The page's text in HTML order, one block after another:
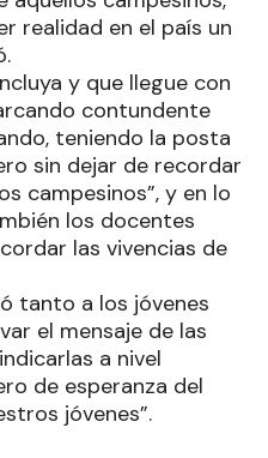
realidad en el país un
y que llegue con
contundente
teniendo la posta
sin dejar de recordar
campesinos”, y en lo
los docentes
las vivencias de
tanto a los jóvenes
el mensaje de las
a nivel
de esperanza del
jóvenes”.